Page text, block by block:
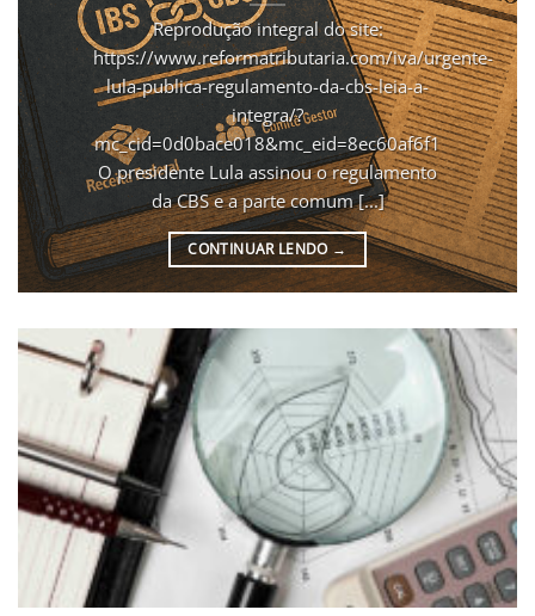
Reprodução integral do site:
https://www.reformatributaria.com/iva/urgente-
lula-publica-regulamento-da-cbs-leia-a-
integra/?
mc_cid=0d0bace018&mc_eid=8ec60af6f1
O presidente Lula assinou o regulamento
da CBS e a parte comum [...]
CONTINUAR LENDO→